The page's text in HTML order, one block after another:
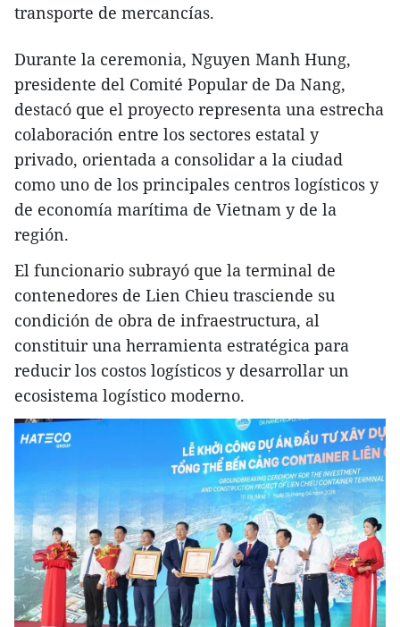
transporte de mercancías.
​Durante la ceremonia, Nguyen Manh Hung,
presidente del Comité Popular de Da Nang,
destacó que el proyecto representa una estrecha
colaboración entre los sectores estatal y
privado, orientada a consolidar a la ciudad
como uno de los principales centros logísticos y
de economía marítima de Vietnam y de la
región.
​El funcionario subrayó que la terminal de
contenedores de Lien Chieu trasciende su
condición de obra de infraestructura, al
constituir una herramienta estratégica para
reducir los costos logísticos y desarrollar un
ecosistema logístico moderno.